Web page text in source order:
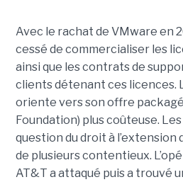
Avec le rachat de VMware en
cessé de commercialiser les
ainsi que les contrats de
clients détenant ces licences.
oriente vers son offre
Foundation) plus coûteuse.
question du droit à l’extension
de plusieurs contentieux.
AT&T a attaqué puis a trouvé